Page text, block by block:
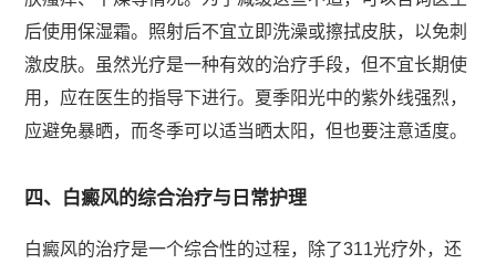
后使用保湿霜。照射后不宜立即洗澡或擦拭皮肤，以免刺
激皮肤。虽然光疗是一种有效的治疗手段，但不宜长期使
用，应在医生的指导下进行。夏季阳光中的紫外线强烈，
应避免暴晒，而冬季可以适当晒太阳，但也要注意适度。
四、白癜风的综合治疗与日常护理
白癜风的治疗是一个综合性的过程，除了311光疗外，还